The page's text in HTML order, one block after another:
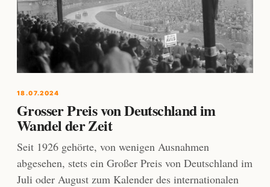
18.07.2024
Grosser Preis von Deutschland im
Wandel der Zeit
Seit 1926 gehörte, von wenigen Ausnahmen
abgesehen, stets ein Großer Preis von Deutschland im
Juli oder August zum Kalender des internationalen